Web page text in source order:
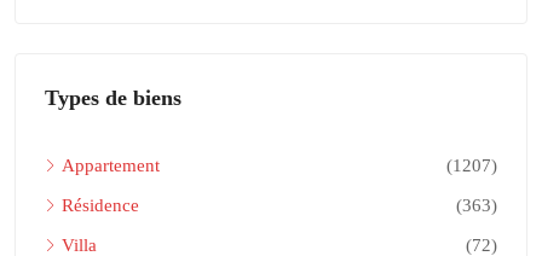
Types de biens
Appartement (1207)
Résidence (363)
Villa (72)